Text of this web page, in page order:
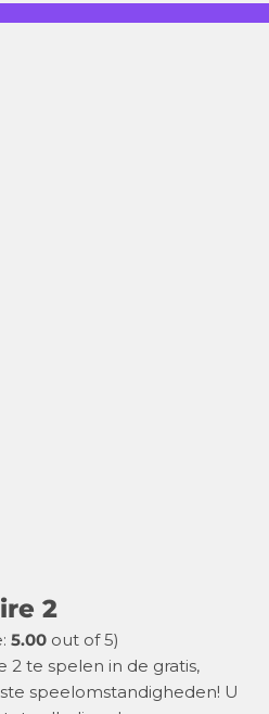
2
5.00 out of 5)
2 te spelen in de gratis,
speelomstandigheden! U